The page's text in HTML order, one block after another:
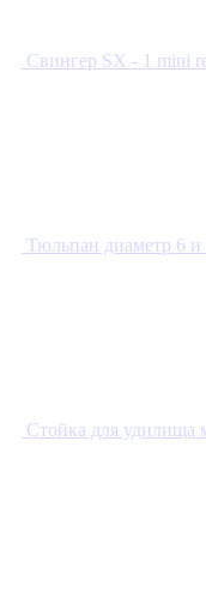
Свингер SX - 1 mini
Тюльпан диаметр 6
Стойка для удилища